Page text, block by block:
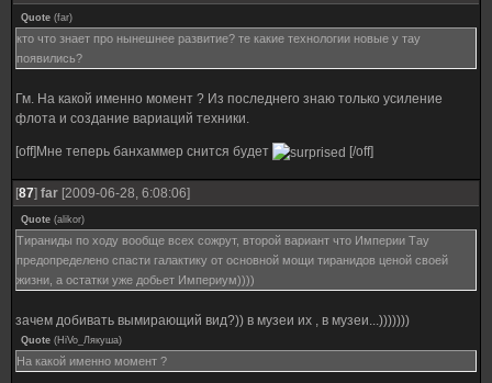
Quote (far)
кто что знает про нынешнее развитие? те какие технологии новые у тау
появились?
Гм. На какой именно момент ? Из последнего знаю только усиление
флота и создание вариаций техники.
[off]Мне теперь банхаммер снится будет [/off]
[87] far [2009-06-28, 6:08:06]
Quote (alikor)
Тираниды по ходу вообще всех сожрут, второй вариант что Империи Тау
предопределено спасти галактику от основной мощи тиранидов ценой своей
жизни, а остатки уже добьет Империум))))
зачем добивать вымирающий вид?)) в музеи их , в музеи...)))))))
Quote (HiVo_Лякуша)
На какой именно момент ?